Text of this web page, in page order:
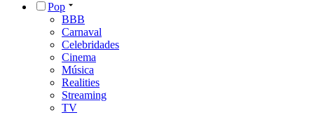
Pop
BBB
Carnaval
Celebridades
Cinema
Música
Realities
Streaming
TV